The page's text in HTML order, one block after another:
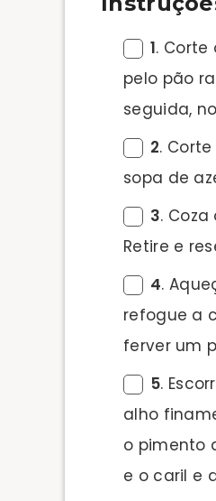
1.
pelo pão
seguida,
2.
sopa de
3.
Retire e
4.
refogue a
ferver um
5.
alho
o pimento
e o caril e